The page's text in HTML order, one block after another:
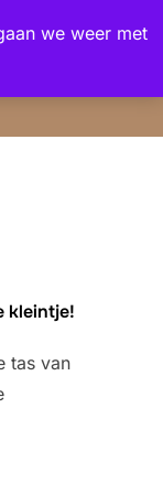
we weer met
kleintje!
tas van